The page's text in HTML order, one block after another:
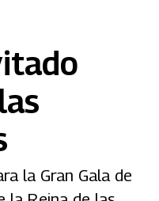
la Gran Gala de